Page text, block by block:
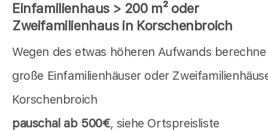
Einfamilienhaus > 200 m² oder
Zweifamilienhaus in Korschenbroich
Wegen des etwas höheren Aufwands
große Einfamilienhäuser oder
Korschenbroich
pauschal ab 500€, siehe Ortspreisliste